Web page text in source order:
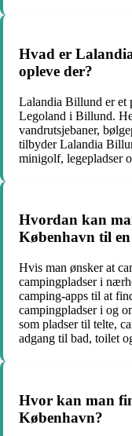
Hvad er
opleve der?
Lalandia Billund er et
Legoland i Billund.
vandrutsjebaner,
tilbyder Lalandia
minigolf, legepladser
Hvordan kan
København til en
Hvis man ønsker at
campingpladser i
camping-apps til at
campingpladser i og
som pladser til telte,
adgang til bad, toilet
Hvor kan man
København?